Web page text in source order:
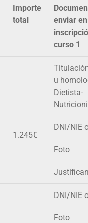
Importe
total
enviar
curso 1
1.245€
u
Dietista-
DNI/NIE
Foto
DNI/NIE
Foto